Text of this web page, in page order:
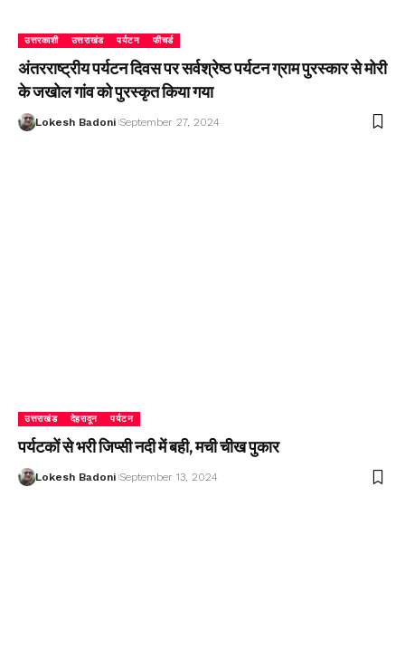
उत्तरकाशी उत्तराखंड पर्यटन फीचर्ड
अंतरराष्ट्रीय पर्यटन दिवस पर सर्वश्रेष्ठ पर्यटन ग्राम पुरस्कार से मोरी
के जखोल गांव को पुरस्कृत किया गया
Lokesh Badoni September 27, 2024
उत्तराखंड देहरादून पर्यटन
पर्यटकों से भरी जिप्सी नदी में बही, मची चीख पुकार
Lokesh Badoni September 13, 2024